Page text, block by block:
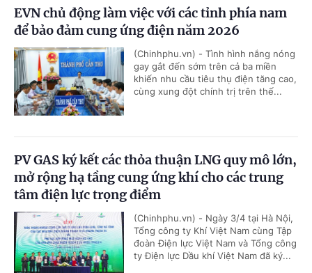
EVN chủ động làm việc với các tỉnh phía nam
để bảo đảm cung ứng điện năm 2026
(Chinhphu.vn) - Tình hình nắng nóng
gay gắt đến sớm trên cả ba miền
khiến nhu cầu tiêu thụ điện tăng cao,
cùng xung đột chính trị trên thế...
PV GAS ký kết các thỏa thuận LNG quy mô lớn,
mở rộng hạ tầng cung ứng khí cho các trung
tâm điện lực trọng điểm
(Chinhphu.vn) - Ngày 3/4 tại Hà Nội,
Tổng công ty Khí Việt Nam cùng Tập
đoàn Điện lực Việt Nam và Tổng công
ty Điện lực Dầu khí Việt Nam đã ký...